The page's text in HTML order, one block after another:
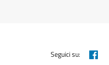
Seguici su: